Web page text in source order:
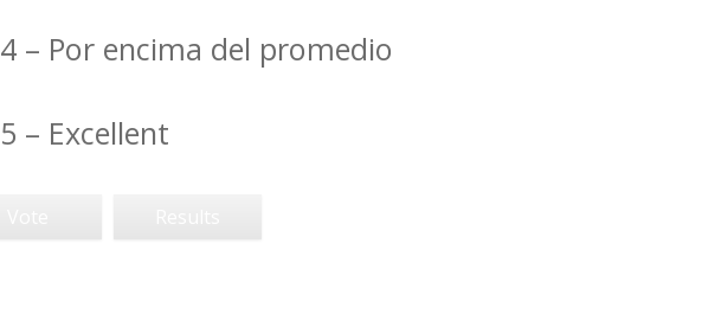
4 – Por encima del promedio
5 – Excellent